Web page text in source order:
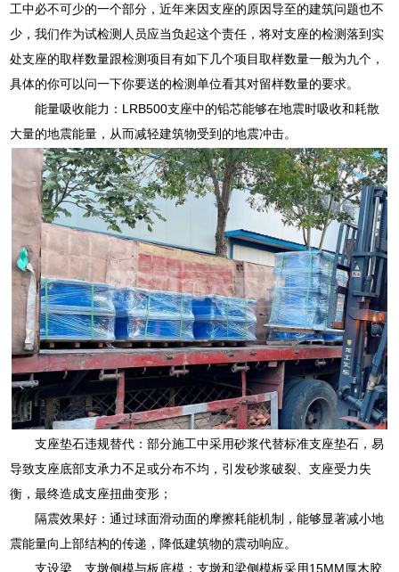
工中必不可少的一个部分，近年来因支座的原因导至的建筑问题也不
少，我们作为试检测人员应当负起这个责任，将对支座的检测落到实
处支座的取样数量跟检测项目有如下几个项目取样数量一般为九个，
具体的你可以问一下你要送的检测单位看其对留样数量的要求。
能量吸收能力：LRB500支座中的铅芯能够在地震时吸收和耗散
大量的地震能量，从而减轻建筑物受到的地震冲击。
支座垫石违规替代：部分施工中采用砂浆代替标准支座垫石，易
导致支座底部支承力不足或分布不均，引发砂浆破裂、支座受力失
衡，最终造成支座扭曲变形；
隔震效果好：通过球面滑动面的摩擦耗能机制，能够显著减小地
震能量向上部结构的传递，降低建筑物的震动响应。
支设梁、支墩侧模与板底模：支墩和梁侧模板采用15MM厚木胶